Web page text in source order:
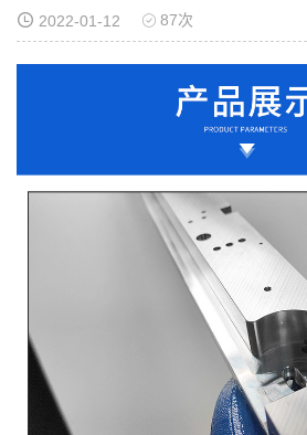
2022-01-12 87次